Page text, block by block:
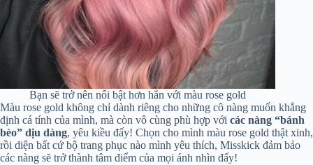
Bạn sẽ trở nên nổi bật hơn hẳn với màu rose gold
Màu rose gold không chỉ dành riêng cho những cô nàng muốn khẳng
định cá tính của mình, mà còn vô cùng phù hợp với các nàng “bánh
bèo” dịu dàng, yêu kiều đấy! Chọn cho mình màu rose gold thật xinh,
rồi diện bất cứ bộ trang phục nào mình yêu thích, Misskick đảm bảo
các nàng sẽ trở thành tâm điểm của mọi ánh nhìn đấy!